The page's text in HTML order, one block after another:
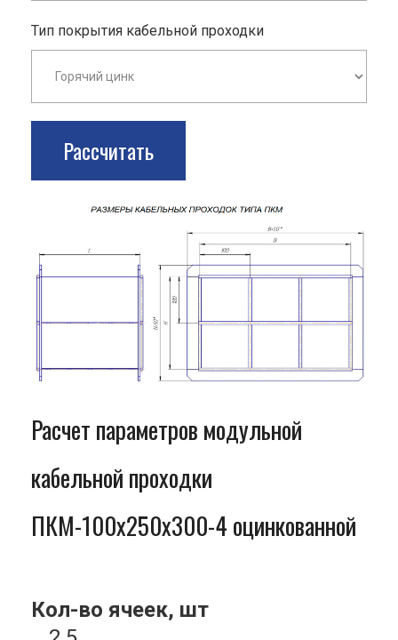
Тип покрытия кабельной проходки
Рассчитать
Расчет параметров модульной
кабельной проходки
ПКМ-100x250x300-4 оцинкованной
Кол-во ячеек, шт